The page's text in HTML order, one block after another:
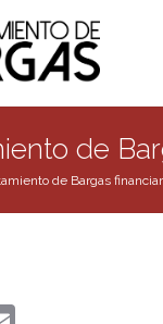
de
de Bargas